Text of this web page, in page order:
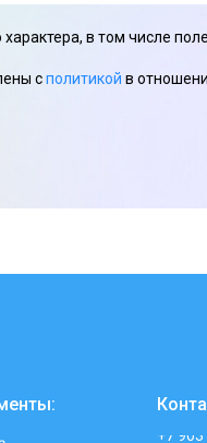
в том числе
сполитикой в
+7